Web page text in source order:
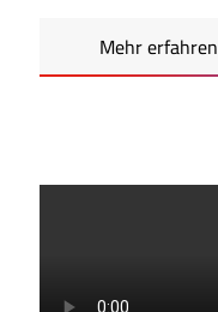
Mehr erfahren